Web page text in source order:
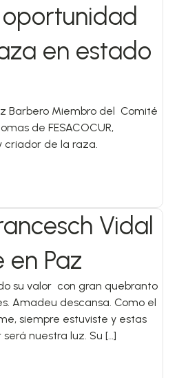
en estado
Barbero Miembro del Comité
de FESACOCUR,
criador de la raza.
Vidal
en Paz
su valor con gran quebranto
Amadeu descansa. Como el
siempre estuviste y estas
nuestra luz. Su […]